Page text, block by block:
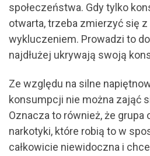
społeczeństwa. Gdy tylko
otwarta, trzeba zmierzyć się
wykluczeniem. Prowadzi to
najdłużej ukrywają swoją
Ze względu na silne
konsumpcji nie można zająć
Oznacza to również, że
narkotyki, które robią to w
całkowicie niewidoczna i